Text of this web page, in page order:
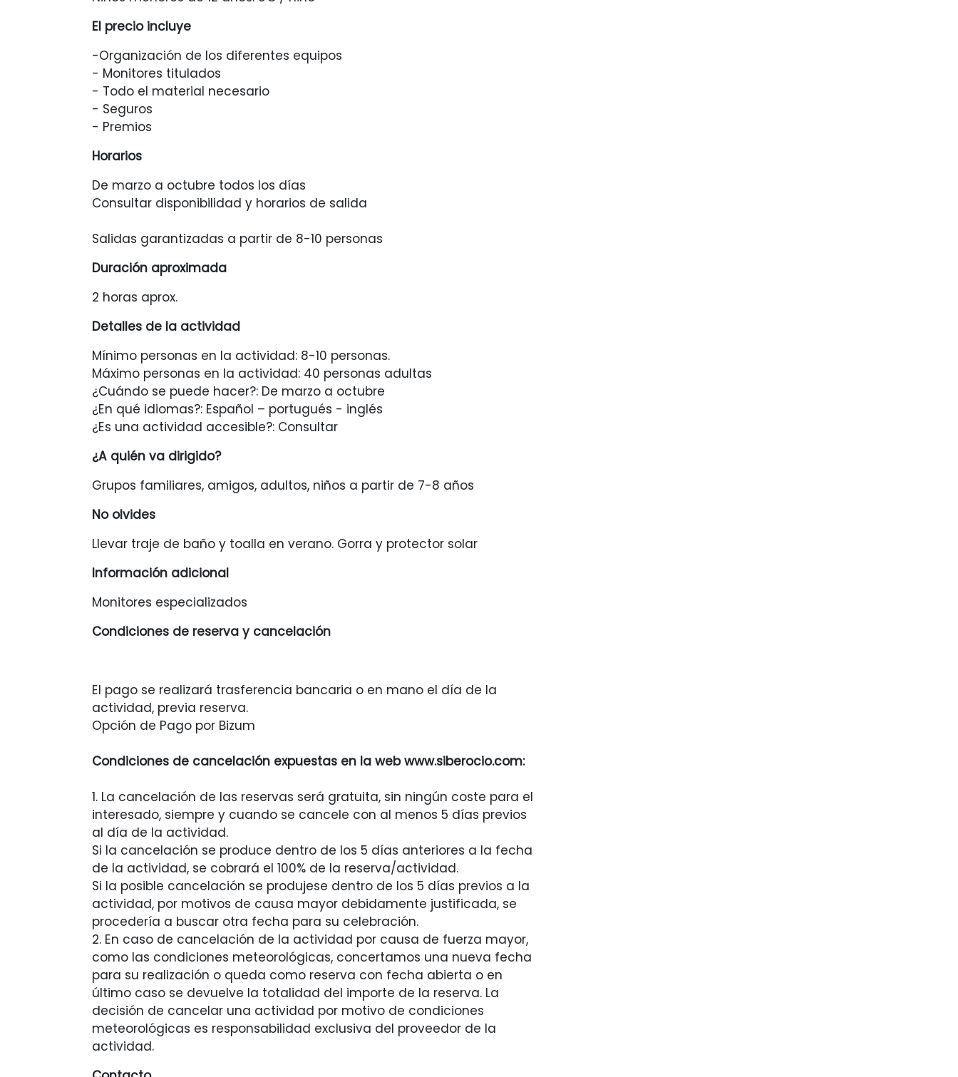
El precio incluye
-Organización de los diferentes equipos
- Monitores titulados
- Todo el material necesario
- Seguros
- Premios
Horarios
De marzo a octubre todos los días
Consultar disponibilidad y horarios de salida
Salidas garantizadas a partir de 8-10 personas
Duración aproximada
2 horas aprox.
Detalles de la actividad
Mínimo personas en la actividad: 8-10 personas.
Máximo personas en la actividad: 40 personas adultas
¿Cuándo se puede hacer?: De marzo a octubre
¿En qué idiomas?: Español – portugués - inglés
¿Es una actividad accesible?: Consultar
¿A quién va dirigido?
Grupos familiares, amigos, adultos, niños a partir de 7-8 años
No olvides
Llevar traje de baño y toalla en verano. Gorra y protector solar
Información adicional
Monitores especializados
Condiciones de reserva y cancelación
El pago se realizará trasferencia bancaria o en mano el día de la
actividad, previa reserva.
Opción de Pago por Bizum
Condiciones de cancelación expuestas en la web www.siberocio.com:
1. La cancelación de las reservas será gratuita, sin ningún coste para el
interesado, siempre y cuando se cancele con al menos 5 días previos
al día de la actividad.
Si la cancelación se produce dentro de los 5 días anteriores a la fecha
de la actividad, se cobrará el 100% de la reserva/actividad.
Si la posible cancelación se produjese dentro de los 5 días previos a la
actividad, por motivos de causa mayor debidamente justificada, se
procedería a buscar otra fecha para su celebración.
2. En caso de cancelación de la actividad por causa de fuerza mayor,
como las condiciones meteorológicas, concertamos una nueva fecha
para su realización o queda como reserva con fecha abierta o en
último caso se devuelve la totalidad del importe de la reserva. La
decisión de cancelar una actividad por motivo de condiciones
meteorológicas es responsabilidad exclusiva del proveedor de la
actividad.